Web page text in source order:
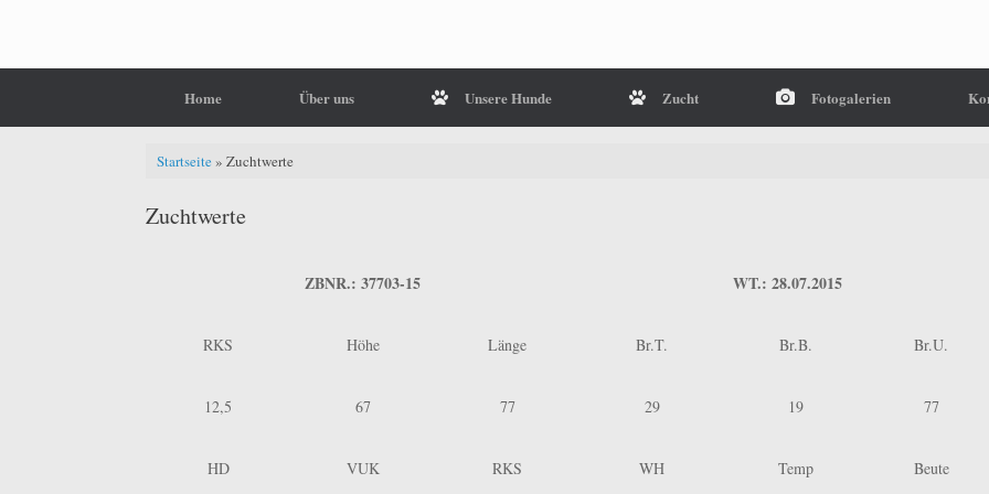
Home Über uns Unsere Hunde Zucht Fotogalerien
Startseite» Zuchtwerte
Zuchtwerte
ZBNR.: 37703-15 WT.: 28.07.2015
RKS Höhe Länge Br.T. Br.B. Br.U.
12,5 67 77 29 19 77
HD VUK RKS WH Temp Beute